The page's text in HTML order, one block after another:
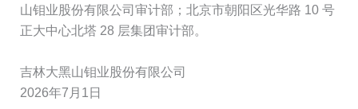
山钼业股份有限公司审计部；北京市朝阳区光华路 10 号
正大中心北塔 28 层集团审计部。
吉林大黑山钼业股份有限公司
2026年7月1日